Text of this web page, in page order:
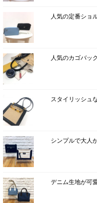
人気の定番ショ
人気のカゴバッ
スタイリッシュ
シンプルで大人
デニム生地が可